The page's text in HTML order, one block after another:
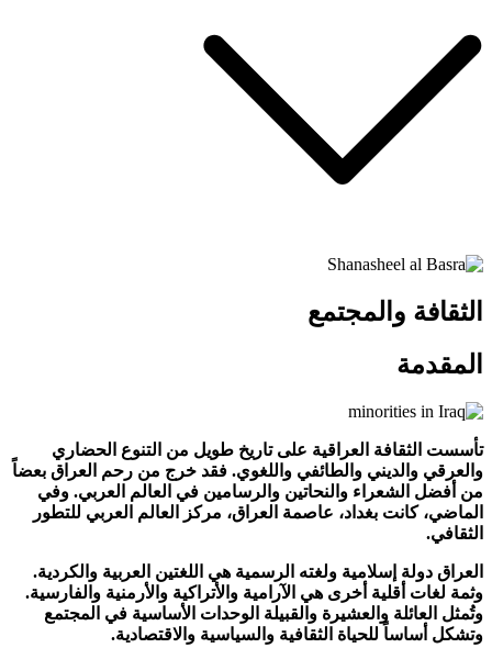
الثقافة والمجتمع
المقدمة
تأسست الثقافة العراقية على تاريخ طويل من التنوع الحضاري
والعرقي والديني والطائفي واللغوي. فقد خرج من رحم العراق بعضاً
من أفضل الشعراء والنحاتين والرسامين في العالم العربي. وفي
الماضي، كانت بغداد، عاصمة العراق، مركز العالم العربي للتطور
الثقافي.
العراق دولة إسلامية ولغته الرسمية هي اللغتين العربية والكردية.
وثمة لغات أقلية أخرى هي الآرامية والأتراكية والأرمنية والفارسية.
وتُمثل العائلة والعشيرة والقبيلة الوحدات الأساسية في المجتمع
وتشكل أساساً للحياة الثقافية والسياسية والاقتصادية.